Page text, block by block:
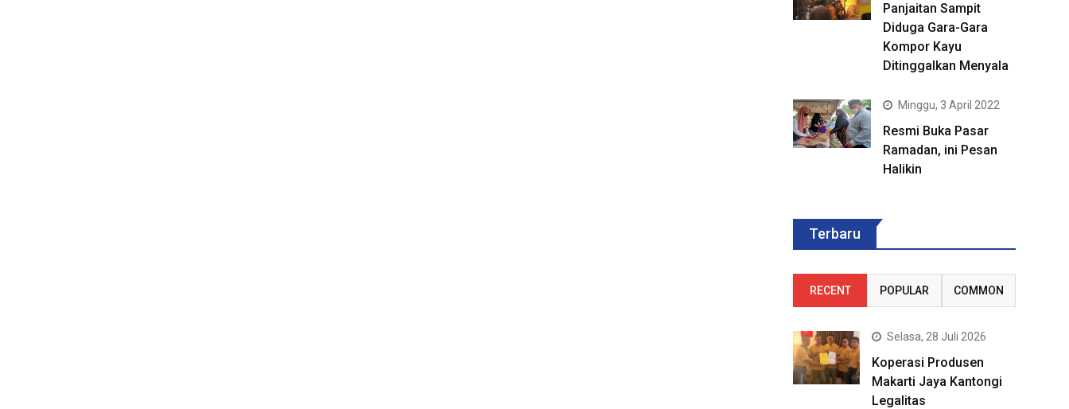
Panjaitan Sampit
Diduga Gara-Gara
Kompor Kayu
Ditinggalkan Menyala
Minggu, 3 April 2022
Resmi Buka Pasar
Ramadan, ini Pesan
Halikin
Terbaru
RECENT POPULAR COMMON
Selasa, 28 Juli 2026
Koperasi Produsen
Makarti Jaya Kantongi
Legalitas